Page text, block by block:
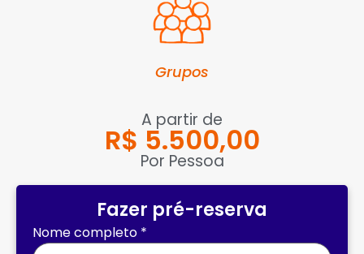
Grupos
A partir de
R$ 5.500,00
Por Pessoa
Fazer pré-reserva
Nome completo *